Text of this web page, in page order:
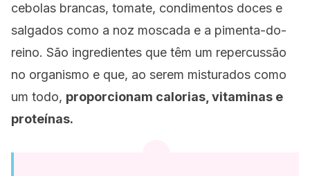
cebolas brancas, tomate, condimentos doces e
salgados como a noz moscada e a pimenta-do-
reino. São ingredientes que têm um repercussão
no organismo e que, ao serem misturados como
um todo, proporcionam calorias, vitaminas e
proteínas.